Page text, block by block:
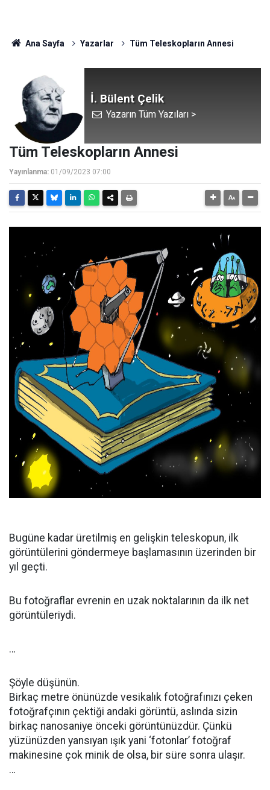
Ana Sayfa Yazarlar Tüm Teleskopların Annesi
İ. Bülent Çelik
Yazarın Tüm Yazıları >
Tüm Teleskopların Annesi
Yayınlanma: 01/09/2023 07:00
Bugüne kadar üretilmiş en gelişkin teleskopun, ilk
görüntülerini göndermeye başlamasının üzerinden bir
yıl geçti.
Bu fotoğraflar evrenin en uzak noktalarının da ilk net
görüntüleriydi.
…
Şöyle düşünün.
Birkaç metre önünüzde vesikalık fotoğrafınızı çeken
fotoğrafçının çektiği andaki görüntü, aslında sizin
birkaç nanosaniye önceki görüntünüzdür. Çünkü
yüzünüzden yansıyan ışık yani ‘fotonlar’ fotoğraf
makinesine çok minik de olsa, bir süre sonra ulaşır.
…